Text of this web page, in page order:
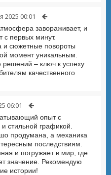
2025 00:01
завораживает, и
с первых минут.
и сюжетные повороты
момент уникальным.
решений – ключ к успеху.
качественного
06:01
опыт с
стильной графикой.
продумана, а механика
последствиям.
и погружает в мир, где
значение. Рекомендую
истории!